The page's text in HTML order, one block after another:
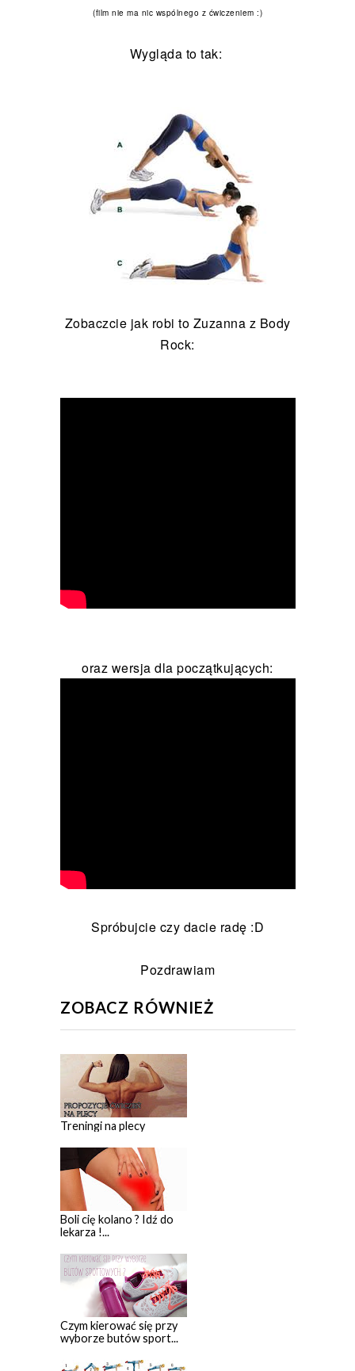
(film nie ma nic wspólnego z ćwiczeniem :)
Wygląda to tak:
Zobaczcie jak robi to Zuzanna z Body
Rock:
oraz wersja dla początkujących:
Spróbujcie czy dacie radę :D
Pozdrawiam
ZOBACZ RÓWNIEŻ
Treningi na plecy
Boli cię kolano ? Idź do
lekarza !...
Czym kierować się przy
wyborze butów sport...